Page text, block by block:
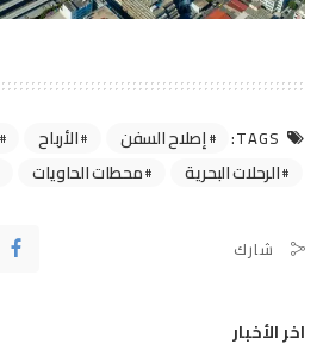
TAGS: إصلاح السفن الأرباح
الرحلات البحرية
محطات الحاويات
شارك
اخر الأخبار